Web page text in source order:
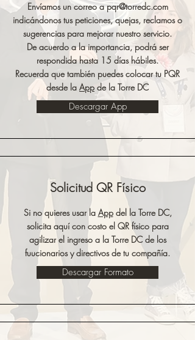
Envíamos un correo apqr@torredc.com
indicándonos tus peticiones, quejas, reclamos o
sugerencias para mejorar nuestro servicio.
De acuerdo a la importancia, podrá ser
respondida hasta 15 días hábiles.
Recuerda que también puedes colocar tu PQR
desde la App de la Torre DC
Descargar App
Solicitud QR Físico
Si no quieres usar la Appdel la Torre DC,
solicita aquí con costo el QR físico para
agilizar el ingreso a la Torre DC de los
fuucionarios y directivos de tu compañía.
Descargar Formato